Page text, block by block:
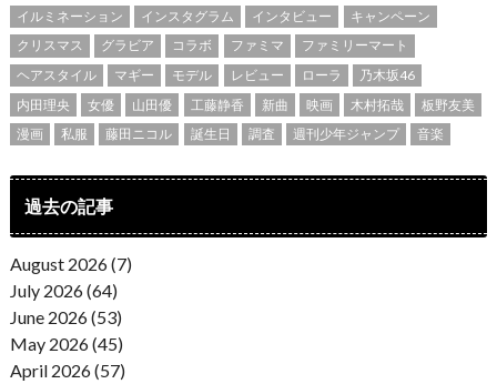
イルミネーション
インスタグラム インタビュー
キャンペーン
クリスマス
グラビア コラボ ファミマ
ファミリーマート
ヘアスタイル
マギー モデル レビュー ローラ
乃木坂46
内田理央
女優 山田優 工藤静香 新曲 映画 木村拓哉
板野友美
漫画
私服 藤田ニコル 誕生日 調査 週刊少年ジャンプ 音楽
過去の記事
August 2026 (7)
July 2026 (64)
June 2026 (53)
May 2026 (45)
April 2026 (57)